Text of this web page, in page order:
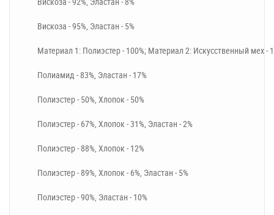
Вискоза - 95%, Эластан - 5%
Материал 1: Полиэстер - 100%; Материал 2: Искусственный мех -
Полиамид - 83%, Эластан - 17%
Полиэстер - 50%, Хлопок - 50%
Полиэстер - 67%, Хлопок - 31%, Эластан - 2%
Полиэстер - 88%, Хлопок - 12%
Полиэстер - 89%, Хлопок - 6%, Эластан - 5%
Полиэстер - 90%, Эластан - 10%